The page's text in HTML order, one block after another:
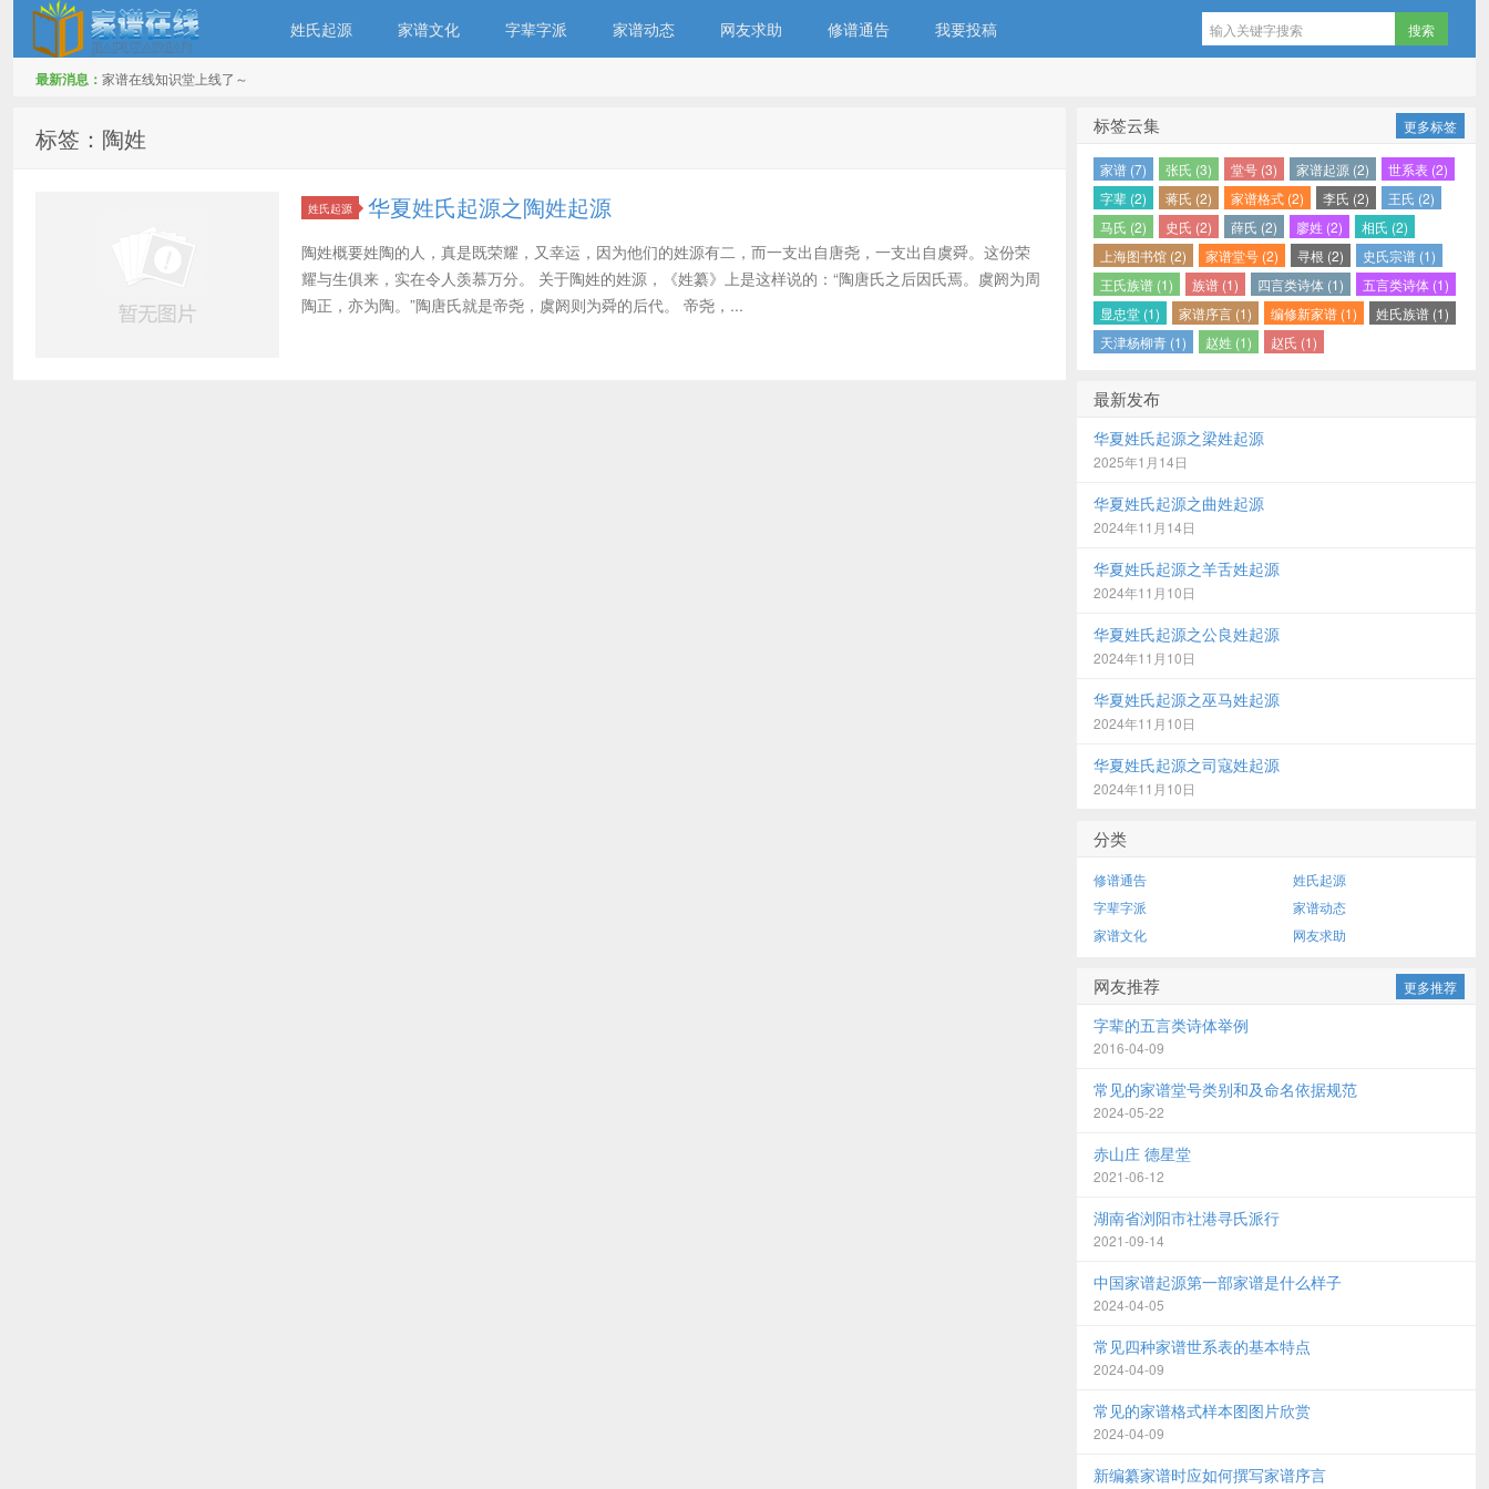
姓氏起源 家谱文化 字辈字派 家谱动态 网友求助 修谱通告 我要投稿
最新消息： 家谱在线知识堂上线了～
标签：陶姓
姓氏起源 华夏姓氏起源之陶姓起源
陶姓概要姓陶的人，真是既荣耀，又幸运，因为他们的姓源有二，而一支出自唐尧，一支出自虞舜。这份荣
耀与生俱来，实在令人羡慕万分。 关于陶姓的姓源，《姓纂》上是这样说的：“陶唐氏之后因氏焉。虞阏为周
陶正，亦为陶。”陶唐氏就是帝尧，虞阏则为舜的后代。 帝尧，...
更多标签
标签云集
家谱 (7) 张氏 (3) 堂号 (3) 家谱起源 (2)
世系表 (2)
字辈 (2)
蒋氏 (2) 家谱格式 (2) 李氏 (2)
王氏 (2)
马氏 (2)
史氏 (2) 薛氏 (2) 廖姓 (2)
相氏 (2)
上海图书馆 (2)
家谱堂号 (2) 寻根 (2)
史氏宗谱 (1)
王氏族谱 (1)
族谱 (1) 四言类诗体 (1)
五言类诗体 (1)
显忠堂 (1)
家谱序言 (1) 编修新家谱 (1)
姓氏族谱 (1)
天津杨柳青 (1)
赵姓 (1) 赵氏 (1)
最新发布
华夏姓氏起源之梁姓起源
2025年1月14日
华夏姓氏起源之曲姓起源
2024年11月14日
华夏姓氏起源之羊舌姓起源
2024年11月10日
华夏姓氏起源之公良姓起源
2024年11月10日
华夏姓氏起源之巫马姓起源
2024年11月10日
华夏姓氏起源之司寇姓起源
2024年11月10日
分类
修谱通告
姓氏起源
字辈字派
家谱动态
家谱文化
网友求助
更多推荐
网友推荐
字辈的五言类诗体举例
2016-04-09
常见的家谱堂号类别和及命名依据规范
2024-05-22
赤山庄 德星堂
2021-06-12
湖南省浏阳市社港寻氏派行
2021-09-14
中国家谱起源第一部家谱是什么样子
2024-04-05
常见四种家谱世系表的基本特点
2024-04-09
常见的家谱格式样本图图片欣赏
2024-04-09
新编纂家谱时应如何撰写家谱序言